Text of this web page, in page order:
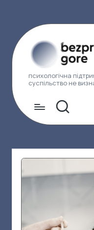
Б
з
р
а
в
е
психологічна
суспільство не